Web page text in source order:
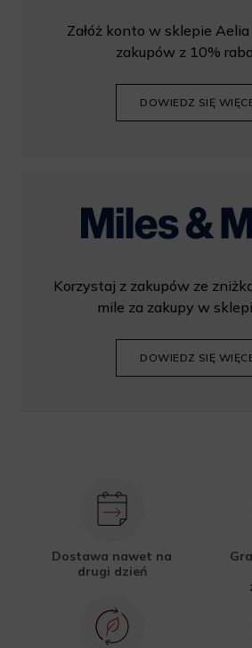
Załóż konto w sklepie
zakupów z 10%
DOWIEDZ SIĘ
Korzystaj z zakupów ze
mile za zakupy w
DOWIEDZ SIĘ
Dostawa nawet na
drugi dzień